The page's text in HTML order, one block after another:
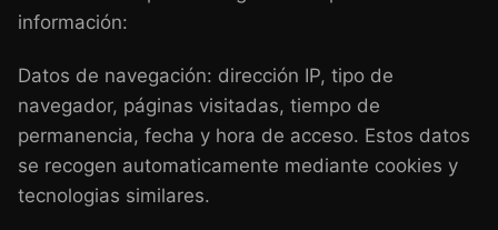
información:
Datos de navegación: dirección IP, tipo de
navegador, páginas visitadas, tiempo de
permanencia, fecha y hora de acceso. Estos datos
se recogen automaticamente mediante cookies y
tecnologias similares.